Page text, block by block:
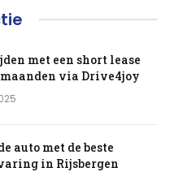
met een short lease
via Drive4joy
auto met de beste
in Rijsbergen